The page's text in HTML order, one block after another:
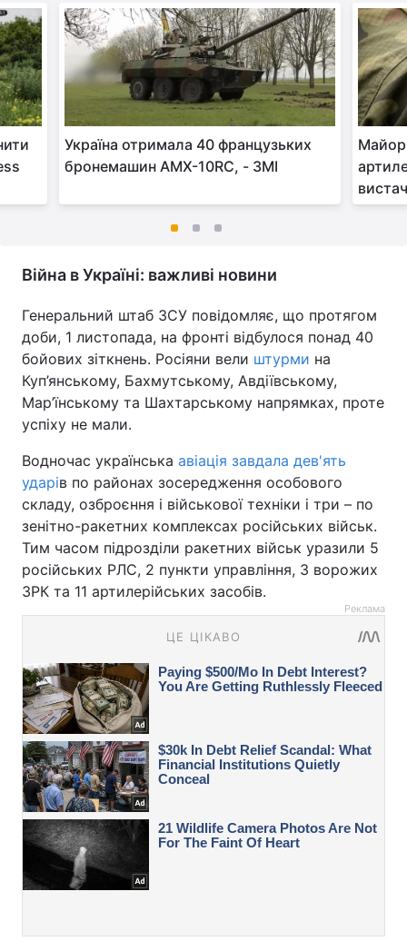
Україна отримала 40 французьких
бронемашин AMX-10RC, - ЗМІ
Майор
Війна в Україні: важливі новини
Генеральний штаб ЗСУ повідомляє, що протягом
доби, 1 листопада, на фронті відбулося понад 40
бойових зіткнень. Росіяни вели штурми на
Куп’янському, Бахмутському, Авдіївському,
Мар’їнському та Шахтарському напрямках, проте
успіху не мали.
Водночас українська авіація завдала дев'ять
ударів по районах зосередження особового
складу, озброєння і військової техніки і три – по
зенітно-ракетних комплексах російських військ.
Тим часом підрозділи ракетних військ уразили 5
російських РЛС, 2 пункти управління, 3 ворожих
ЗРК та 11 артилерійських засобів.
Реклама